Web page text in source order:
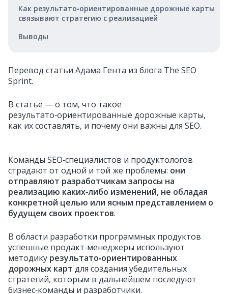
Как результато‑ориентированные дорожные карты
связывают стратегию с реализацией
Выводы
Перевод статьи Адама Гента из блога The SEO
Sprint.
В статье — о том, что такое
результато‑ориентированные дорожные карты,
как их составлять, и почему они важны для SEO.
Команды SEO‑специалистов и продуктологов
страдают от одной и той же проблемы: они
отправляют разработчикам запросы на
реализацию каких‑либо изменений, не обладая
конкретной целью или ясным представлением о
будущем своих проектов.
В области разработки программных продуктов
успешные продакт‑менеджеры используют
методику результато‑ориентированных
дорожных карт для создания убедительных
стратегий, которым в дальнейшем последуют
бизнес‑команды и разработчики.